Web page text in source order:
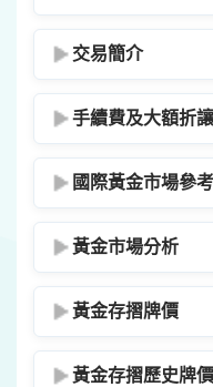
交易簡介
手續費及大額折讓
國際黃金市場參
黃金市場分析
黃金存摺牌價
黃金存摺歷史牌價